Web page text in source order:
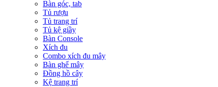
Bàn góc, tab
Tủ rượu
Tủ trang trí
Tủ kệ giầy
Bàn Console
Xích đu
Combo xích đu mây
Bàn ghế mây
Đồng hồ cây
Kệ trang trí